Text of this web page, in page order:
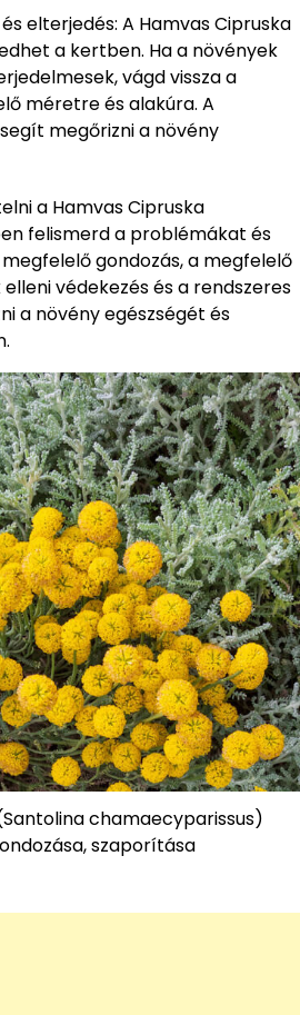
elterjedés: A Hamvas Cipruska
a kertben. Ha a növények
vágd vissza a
méretre és alakúra. A
megőrizni a növény
a Hamvas Cipruska
felismerd a problémákat és
gondozás, a megfelelő
védekezés és a rendszeres
a növény egészségét és
chamaecyparissus)
szaporítása